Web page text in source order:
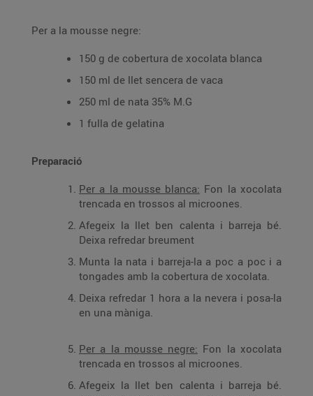
Per a la mousse negre:
150 g de cobertura de xocolata blanca
150 ml de llet sencera de vaca
250 ml de nata 35% M.G
1 fulla de gelatina
Preparació
Per a la mousse blanca: Fon la xocolata
trencada en trossos al microones.
Afegeix la llet ben calenta i barreja bé.
Deixa refredar breument
Munta la nata i barreja-la a poc a poc i a
tongades amb la cobertura de xocolata.
Deixa refredar 1 hora a la nevera i posa-la
en una màniga.
Per a la mousse negre: Fon la xocolata
trencada en trossos al microones.
Afegeix la llet ben calenta i barreja bé.